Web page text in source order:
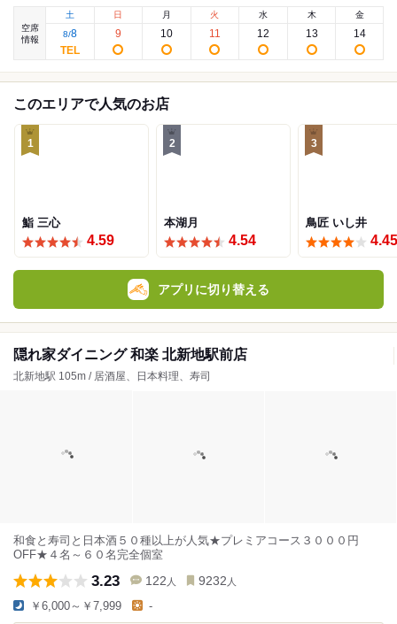
空席
情報
土
8/8
日
9
月
10
火
11
水
12
木
13
金
14
このエリアで人気のお店
1
鮨 三心
4.59
2
本湖月
4.54
3
鳥匠 いし井
4.45
アプリに切り替える
隠れ家ダイニング 和楽 北新地駅前店
北新地駅 105m / 居酒屋、日本料理、寿司
和食と寿司と日本酒５０種以上が人気★プレミアコース３０００円
OFF★４名～６０名完全個室
3.23 122 人 9232 人
￥6,000～￥7,999 -